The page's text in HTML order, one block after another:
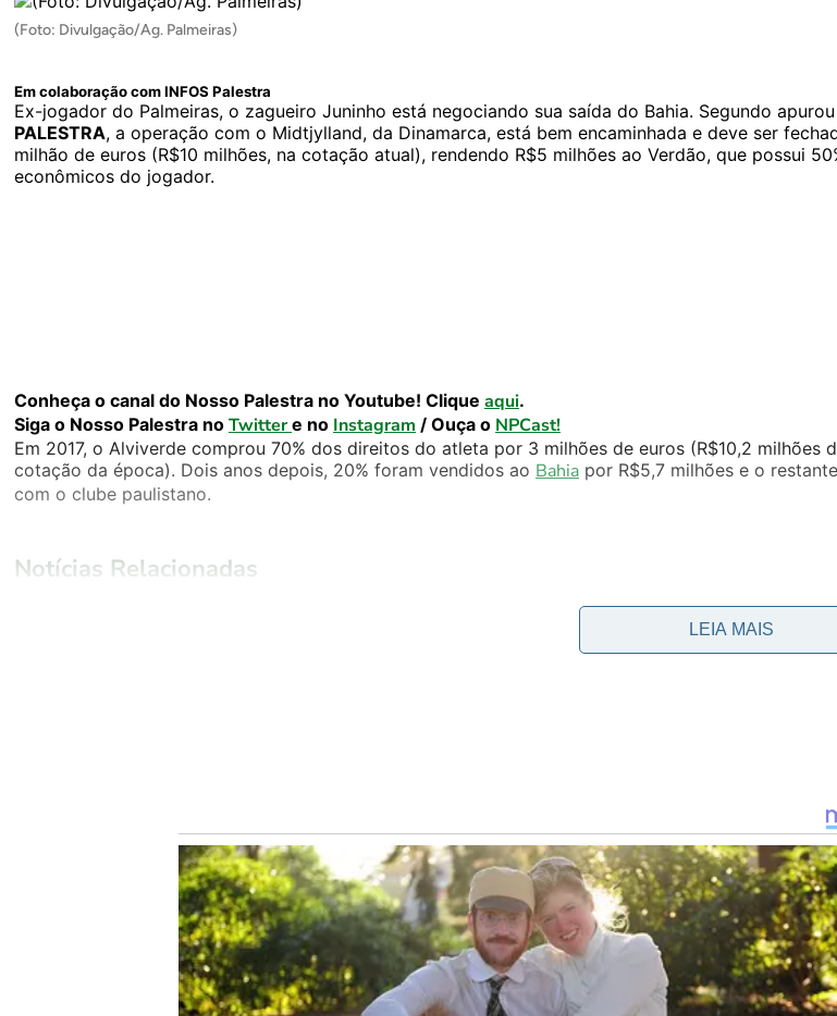
(Foto: Divulgação/Ag. Palmeiras)
Em colaboração com INFOS Palestra
Ex-jogador do Palmeiras, o zagueiro Juninho está negociando sua saída do Bahia. Segundo
PALESTRA, a operação com o Midtjylland, da Dinamarca, está bem encaminhada e deve ser
milhão de euros (R$10 milhões, na cotação atual), rendendo R$5 milhões ao Verdão, que possui
econômicos do jogador.
Conheça o canal do Nosso Palestra no Youtube! Clique aqui.
Siga o Nosso Palestra no Twittere no Instagram / Ouça o NPCast!
Em 2017, o Alviverde comprou 70% dos direitos do atleta por 3 milhões de euros (R$10,2 milhões
cotação da época). Dois anos depois, 20% foram vendidos ao Bahia por R$5,7 milhões e o
com o clube paulistano.
Notícias Relacionadas
Palmeiras relaciona Dudu e planeja dar minutos em campo para o ídolo
Anunciado pelo Palmeiras, Matheus Fernandes chega em São Paulo na próxima segunda-feira
LEIA MAIS